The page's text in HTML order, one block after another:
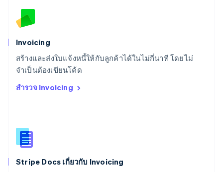
Invoicing
สร้างและส่งใบแจ้งหนี้ให้กับลูกค้าได้ในไม่กี่นาที โดยไม่
จำเป็นต้องเขียนโค้ด
สำรวจ Invoicing
Stripe Docs เกี่ยวกับ Invoicing
English
สวิตเซอร์แลนด์
สวีเดน
Svenska
สหรัฐอเมริกา
EnglishEspañol简体中文
English
English
สิงคโปร์
ออสเตรเลีย